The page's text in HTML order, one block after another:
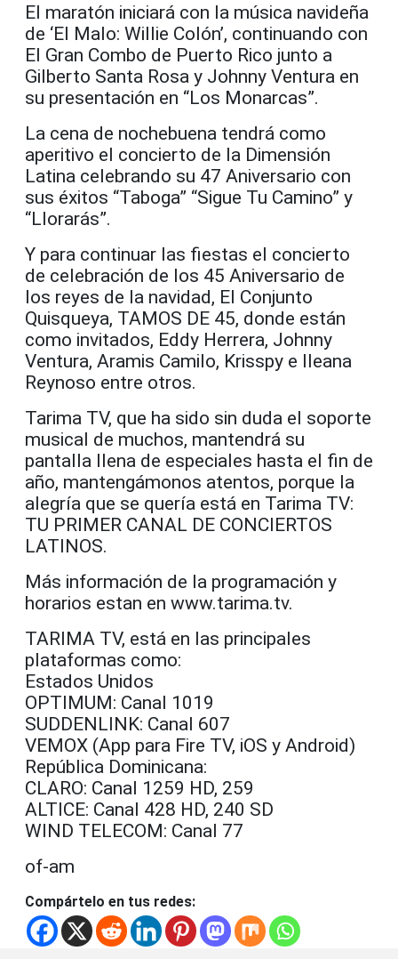
El maratón iniciará con la música navideña
de ‘El Malo: Willie Colón’, continuando con
El Gran Combo de Puerto Rico junto a
Gilberto Santa Rosa y Johnny Ventura en
su presentación en “Los Monarcas”.
La cena de nochebuena tendrá como
aperitivo el concierto de la Dimensión
Latina celebrando su 47 Aniversario con
sus éxitos “Taboga” “Sigue Tu Camino” y
“Llorarás”.
Y para continuar las fiestas el concierto
de celebración de los 45 Aniversario de
los reyes de la navidad, El Conjunto
Quisqueya, TAMOS DE 45, donde están
como invitados, Eddy Herrera, Johnny
Ventura, Aramis Camilo, Krisspy e Ileana
Reynoso entre otros.
Tarima TV, que ha sido sin duda el soporte
musical de muchos, mantendrá su
pantalla llena de especiales hasta el fin de
año, mantengámonos atentos, porque la
alegría que se quería está en Tarima TV:
TU PRIMER CANAL DE CONCIERTOS
LATINOS.
Más información de la programación y
horarios estan en www.tarima.tv.
TARIMA TV, está en las principales
plataformas como:
Estados Unidos
OPTIMUM: Canal 1019
SUDDENLINK: Canal 607
VEMOX (App para Fire TV, iOS y Android)
República Dominicana:
CLARO: Canal 1259 HD, 259
ALTICE: Canal 428 HD, 240 SD
WIND TELECOM: Canal 77
of-am
Compártelo en tus redes: